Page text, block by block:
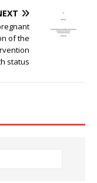
of the
status